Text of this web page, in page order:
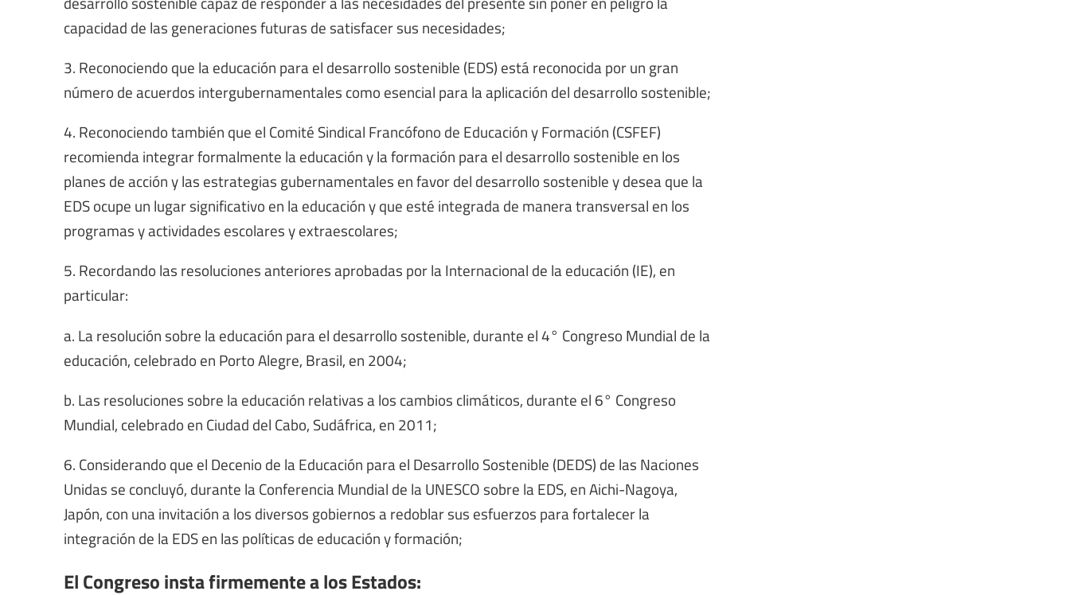
capacidad de las generaciones futuras de satisfacer sus necesidades;
3. Reconociendo que la educación para el desarrollo sostenible (EDS) está reconocida por un gran
número de acuerdos intergubernamentales como esencial para la aplicación del desarrollo sostenible;
4. Reconociendo también que el Comité Sindical Francófono de Educación y Formación (CSFEF)
recomienda integrar formalmente la educación y la formación para el desarrollo sostenible en los
planes de acción y las estrategias gubernamentales en favor del desarrollo sostenible y desea que la
EDS ocupe un lugar significativo en la educación y que esté integrada de manera transversal en los
programas y actividades escolares y extraescolares;
5. Recordando las resoluciones anteriores aprobadas por la Internacional de la educación (IE), en
particular:
a. La resolución sobre la educación para el desarrollo sostenible, durante el 4° Congreso Mundial de la
educación, celebrado en Porto Alegre, Brasil, en 2004;
b. Las resoluciones sobre la educación relativas a los cambios climáticos, durante el 6° Congreso
Mundial, celebrado en Ciudad del Cabo, Sudáfrica, en 2011;
6. Considerando que el Decenio de la Educación para el Desarrollo Sostenible (DEDS) de las Naciones
Unidas se concluyó, durante la Conferencia Mundial de la UNESCO sobre la EDS, en Aichi-Nagoya,
Japón, con una invitación a los diversos gobiernos a redoblar sus esfuerzos para fortalecer la
integración de la EDS en las políticas de educación y formación;
El Congreso insta firmemente a los Estados: